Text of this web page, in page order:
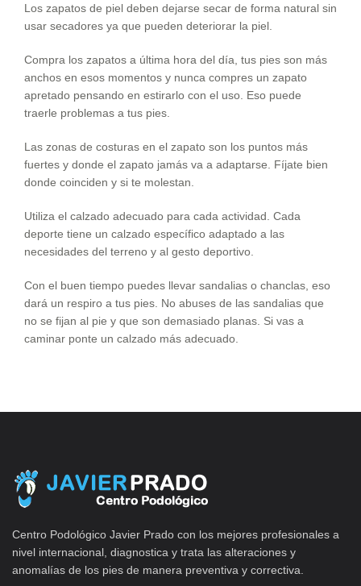
Los zapatos de piel deben dejarse secar de forma natural sin
usar secadores ya que pueden deteriorar la piel.
Compra los zapatos a última hora del día, tus pies son más
anchos en esos momentos y nunca compres un zapato
apretado pensando en estirarlo con el uso. Eso puede
traerle problemas a tus pies.
Las zonas de costuras en el zapato son los puntos más
fuertes y donde el zapato jamás va a adaptarse. Fíjate bien
donde coinciden y si te molestan.
Utiliza el calzado adecuado para cada actividad. Cada
deporte tiene un calzado específico adaptado a las
necesidades del terreno y al gesto deportivo.
Con el buen tiempo puedes llevar sandalias o chanclas, eso
dará un respiro a tus pies. No abuses de las sandalias que
no se fijan al pie y que son demasiado planas. Si vas a
caminar ponte un calzado más adecuado.
Centro Podológico Javier Prado con los mejores profesionales a
nivel internacional, diagnostica y trata las alteraciones y
anomalías de los pies de manera preventiva y correctiva.